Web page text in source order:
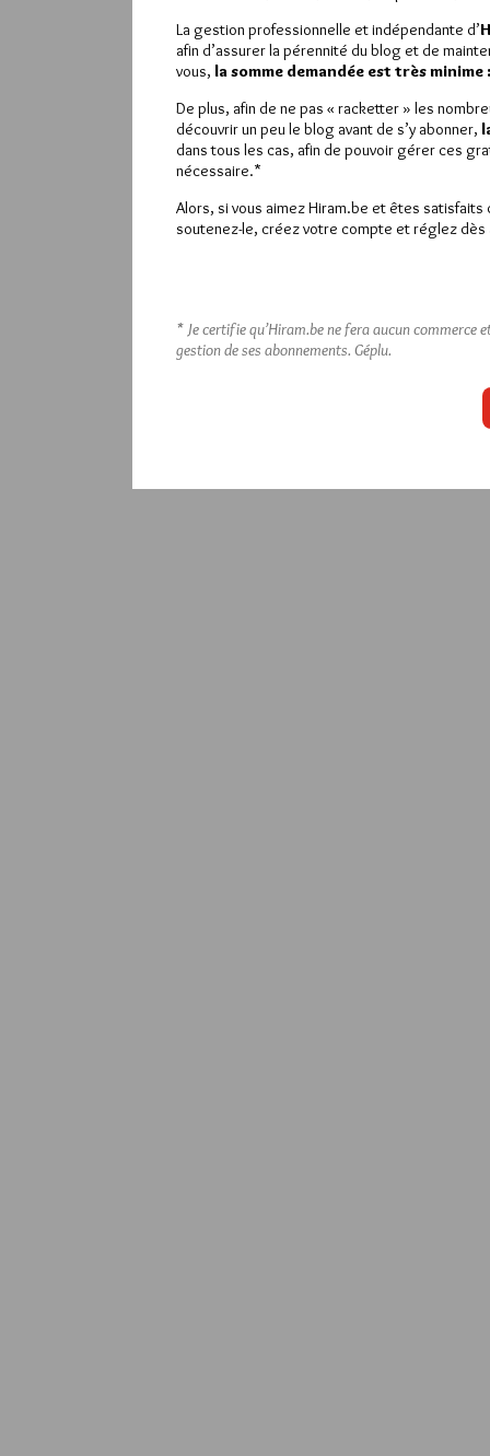
La gestion professionnelle et indépendante d’
afin d’assurer la pérennité du blog et de
vous, la somme demandée est très minime
De plus, afin de ne pas « racketter » les
découvrir un peu le blog avant de s’y abonner,
dans tous les cas, afin de pouvoir gérer ces
nécessaire.*
Alors, si vous aimez Hiram.be et êtes satisfaits
soutenez-le, créez votre compte et réglez dès
* Je certifie qu’Hiram.be ne fera aucun commerce
gestion de ses abonnements. Géplu.